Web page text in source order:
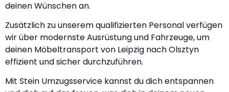
deinen Wünschen an.
Zusätzlich zu unserem qualifizierten Personal verfügen
wir über modernste Ausrüstung und Fahrzeuge, um
deinen Möbeltransport von Leipzig nach Olsztyn
effizient und sicher durchzuführen.
Mit Stein Umzugsservice kannst du dich entspannen